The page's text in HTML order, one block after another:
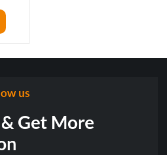
us
Get More